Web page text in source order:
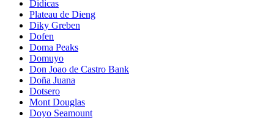
Didicas
Plateau de Dieng
Diky Greben
Dofen
Doma Peaks
Domuyo
Don Joao de Castro Bank
Doña Juana
Dotsero
Mont Douglas
Doyo Seamount